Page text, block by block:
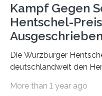
Kampf Gegen
Hentschel-
Ausgeschrieben
Die Würzburger
deutschlandweit den
hochrangige
More than 1 year ago